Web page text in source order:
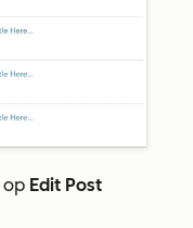
op Edit Post